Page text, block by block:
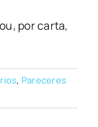
por carta,
, Pareceres